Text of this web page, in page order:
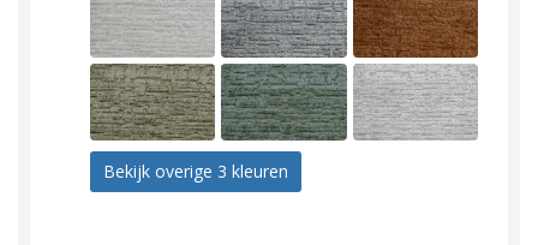
Bekijk overige 3 kleuren